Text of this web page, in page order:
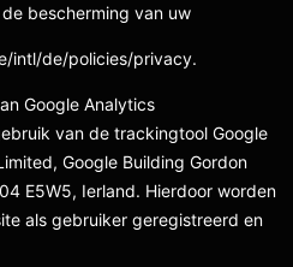
bescherming van uw
intl/de/policies/privacy.
Google Analytics
van de trackingtool Google
Google Building Gordon
E5W5, Ierland. Hierdoor worden
als gebruiker geregistreerd en